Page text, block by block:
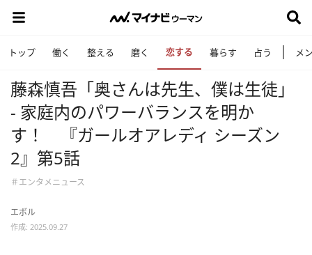
トップ 働く 整える 磨く 恋する 暮らす 占う メ
藤森慎吾「奥さんは先生、僕は生徒」
‐ 家庭内のパワーバランスを明か
す！ 『ガールオアレディ シーズン
2』第5話
＃エンタメニュース
エボル
作成: 2025.09.27